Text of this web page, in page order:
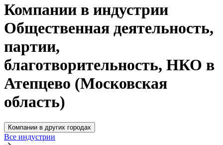
Компании в индустрии
Общественная деятельность,
партии,
благотворительность, НКО в
Атепцево (Московская
область)
Компании в других городах
Все индустрии